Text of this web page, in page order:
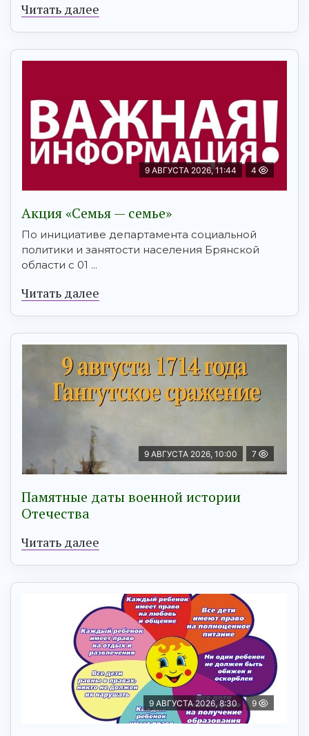
Читать далее
9 АВГУСТА 2026, 11:44 4
Акция «Семья — семье»
По инициативе департамента социальной
политики и занятости населения Брянской
области с 01 ...
Читать далее
9 АВГУСТА 2026, 10:00 7
Памятные даты военной истории
Отечества
Читать далее
9 АВГУСТА 2026, 8:30 9